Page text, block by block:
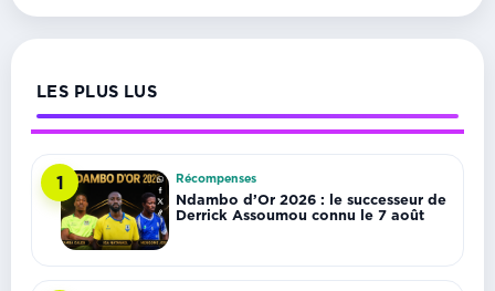
LES PLUS LUS
1 Récompenses
Ndambo d’Or 2026 : le successeur de
Derrick Assoumou connu le 7 août